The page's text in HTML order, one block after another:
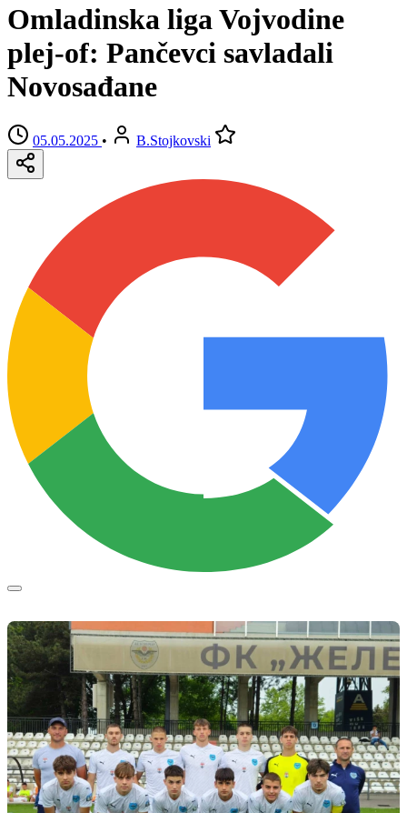
Omladinska liga Vojvodine
plej-of: Pančevci savladali
Novosađane
05.05.2025 • B.Stojkovski